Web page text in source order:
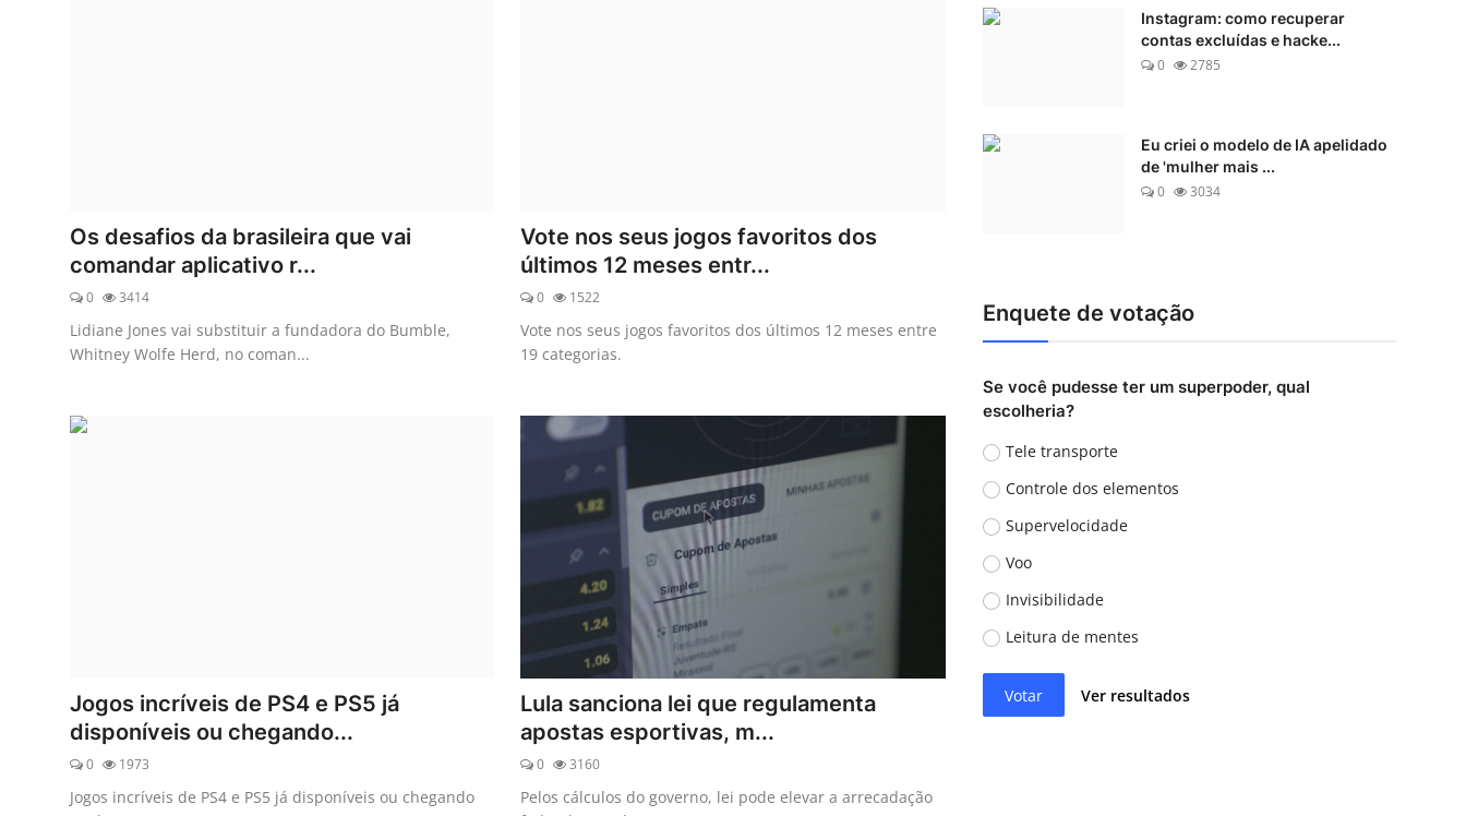
Os desafios da brasileira que vai
comandar aplicativo r...
0 3414
Lidiane Jones vai substituir a fundadora do Bumble,
Whitney Wolfe Herd, no coman...
Vote nos seus jogos favoritos dos
últimos 12 meses entr...
0 1522
Vote nos seus jogos favoritos dos últimos 12 meses entre
19 categorias.
Jogos incríveis de PS4 e PS5 já
disponíveis ou chegando...
0 1973
Jogos incríveis de PS4 e PS5 já disponíveis ou chegando
Lula sanciona lei que regulamenta
apostas esportivas, m...
0 3160
Pelos cálculos do governo, lei pode elevar a arrecadação
Instagram: como recuperar
contas excluídas e hacke...
0
2785
Eu criei o modelo de IA apelidado
de 'mulher mais ...
0
3034
Enquete de votação
Se você pudesse ter um superpoder, qual
escolheria?
Tele transporte
Controle dos elementos
Supervelocidade
Voo
Invisibilidade
Leitura de mentes
Votar Ver resultados